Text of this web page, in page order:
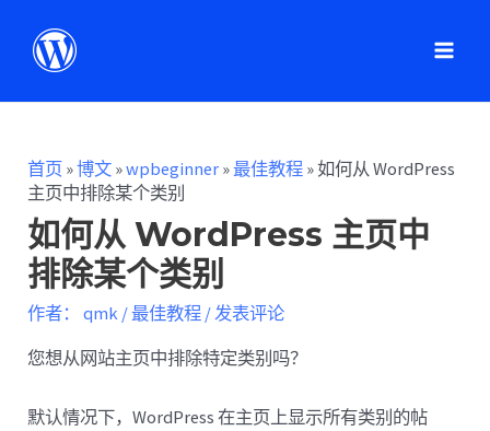
首页 »博文 »wpbeginner »最佳教程 »如何从 WordPress
主页中排除某个类别
如何从 WordPress 主页中
排除某个类别
作者： qmk /最佳教程 /发表评论
您想从网站主页中排除特定类别吗？
默认情况下，WordPress 在主页上显示所有类别的帖